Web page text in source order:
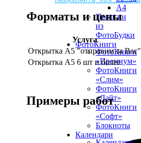
A4
Полоски
из
ФотоБудки
ФотоКниги
ФотоКниги
«Премиум»
ФотоКниги
«Слим»
ФотоКниги
«Лайт»
ФотоКниги
«Софт»
Блокноты
Календари
Форматы и цены
Услуга
Открытка А5 "отправим за Вас"
Открытка А5 6 шт и более
Примеры работ